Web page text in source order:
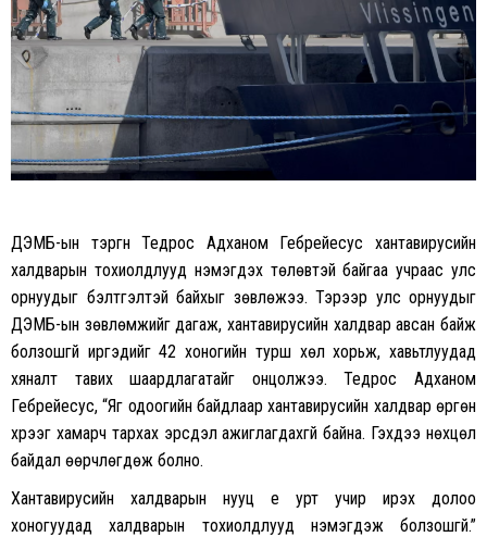
ДЭМБ-ын тэргүүн Тедрос Адханом Гебрейесус хантавирусийн
халдварын тохиолдлууд нэмэгдэх төлөвтэй байгаа учраас улс
орнуудыг бэлтгэлтэй байхыг зөвлөжээ. Тэрээр улс орнуудыг
ДЭМБ-ын зөвлөмжийг дагаж, хантавирусийн халдвар авсан байж
болзошгүй иргэдийг 42 хоногийн турш хөл хорьж, хавьтлуудад
хяналт тавих шаардлагатайг онцолжээ. Тедрос Адханом
Гебрейесус, “Яг одоогийн байдлаар хантавирусийн халдвар өргөн
хүрээг хамарч тархах эрсдэл ажиглагдахгүй байна. Гэхдээ нөхцөл
байдал өөрчлөгдөж болно.
Хантавирусийн халдварын нууц үе урт учир ирэх долоо
хоногуудад халдварын тохиолдлууд нэмэгдэж болзошгүй.”